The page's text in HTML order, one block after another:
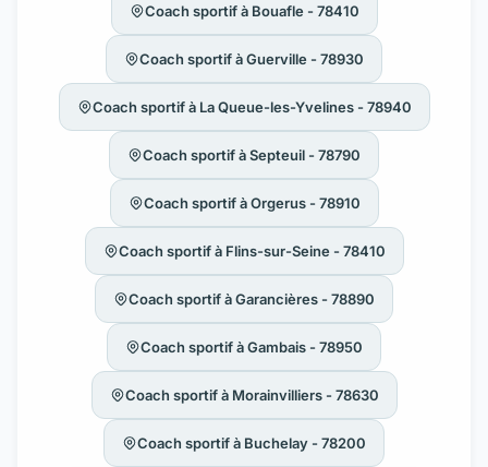
Coach sportif à Bouafle - 78410
Coach sportif à Guerville - 78930
Coach sportif à La Queue-les-Yvelines - 78940
Coach sportif à Septeuil - 78790
Coach sportif à Orgerus - 78910
Coach sportif à Flins-sur-Seine - 78410
Coach sportif à Garancières - 78890
Coach sportif à Gambais - 78950
Coach sportif à Morainvilliers - 78630
Coach sportif à Buchelay - 78200